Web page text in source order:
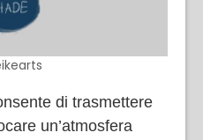
di trasmettere
un’atmosfera